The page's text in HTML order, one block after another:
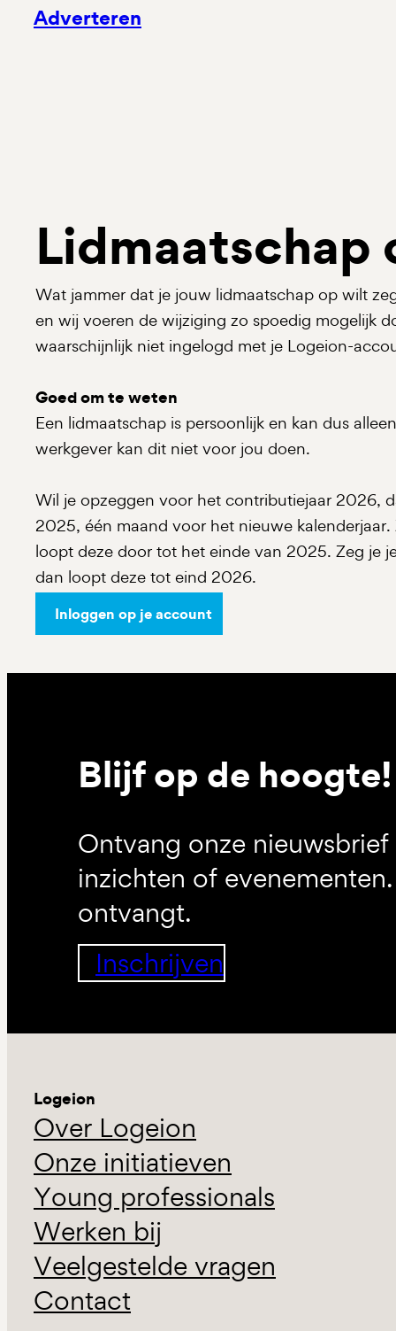
Adverteren
Lidmaatschap
Wat jammer dat je jouw lidmaatschap op wilt
en wij voeren de wijziging zo spoedig mogelijk
waarschijnlijk niet ingelogd met je Logeion-
Goed om te weten
Een lidmaatschap is persoonlijk en kan dus
werkgever kan dit niet voor jou doen.
Wil je opzeggen voor het contributiejaar 2026,
2025, één maand voor het nieuwe
loopt deze door tot het einde van 2025. Zeg je
dan loopt deze tot eind 2026.
Inloggen op je account
Blijf op de hoogte!
Ontvang onze
inzichten of
ontvangt.
Inschrijven
Logeion
Over Logeion
Onze initiatieven
Young professionals
Werken bij
Veelgestelde vragen
Contact